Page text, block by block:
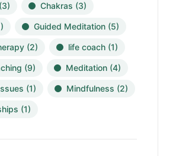
(3) Chakras (3)
Guided Meditation (5)
(2) life coach (1)
(9) Meditation (4)
(1) Mindfulness (2)
(1)